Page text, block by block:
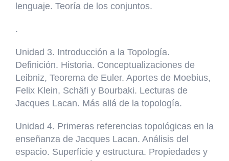
lenguaje. Teoría de los conjuntos.
.
Unidad 3. Introducción a la Topología.
Definición. Historia. Conceptualizaciones de
Leibniz, Teorema de Euler. Aportes de Moebius,
Felix Klein, Schäfi y Bourbaki. Lecturas de
Jacques Lacan. Más allá de la topología.
Unidad 4. Primeras referencias topológicas en la
enseñanza de Jacques Lacan. Análisis del
espacio. Superficie y estructura. Propiedades y